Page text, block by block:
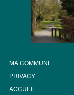
MA COMMUNE
PRIVACY
ACCUEIL